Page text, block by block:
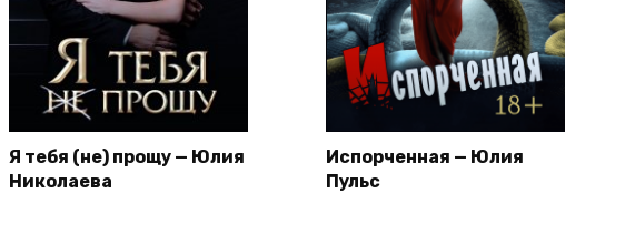
Я тебя (не) прощу — Юлия
Николаева
Испорченная — Юлия
Пульс